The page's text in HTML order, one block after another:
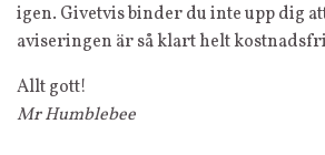
igen. Givetvis binder du inte upp dig
aviseringen är så klart helt
Allt gott!
Mr Humblebee